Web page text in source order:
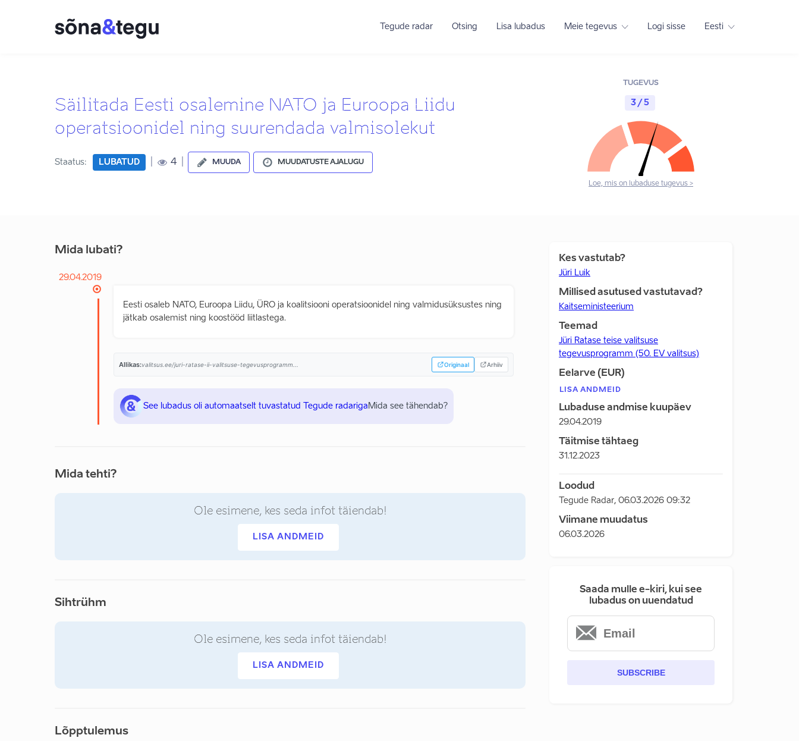
Tegude radar Otsing Lisa lubadus Meie tegevus Logi sisse Eesti
Säilitada Eesti osalemine NATO ja Euroopa Liidu
operatsioonidel ning suurendada valmisolekut
Staatus: LUBATUD 4 MUUDA MUUDATUSTE AJALUGU
TUGEVUS
3 / 5
Loe, mis on lubaduse tugevus >
Mida lubati?
29.04.2019
Eesti osaleb NATO, Euroopa Liidu, ÜRO ja koalitsiooni operatsioonidel ning valmidusüksustes ning
jätkab osalemist ning koostööd liitlastega.
Allikas:valitsus.ee/juri-ratase-ii-valitsuse-tegevusprogramm... Originaal Arhiiv
See lubadus oli automaatselt tuvastatud Tegude radariga Mida see tähendab?
Mida tehti?
Ole esimene, kes seda infot täiendab!
LISA ANDMEID
Sihtrühm
Ole esimene, kes seda infot täiendab!
LISA ANDMEID
Lõpptulemus
Kes vastutab?
Jüri Luik
Millised asutused vastutavad?
Kaitseministeerium
Teemad
Jüri Ratase teise valitsuse
tegevusprogramm (50. EV valitsus)
Eelarve (EUR)
LISA ANDMEID
Lubaduse andmise kuupäev
29.04.2019
Täitmise tähtaeg
31.12.2023
Loodud
Tegude Radar, 06.03.2026 09:32
Viimane muudatus
06.03.2026
Saada mulle e-kiri, kui see
lubadus on uuendatud
SUBSCRIBE